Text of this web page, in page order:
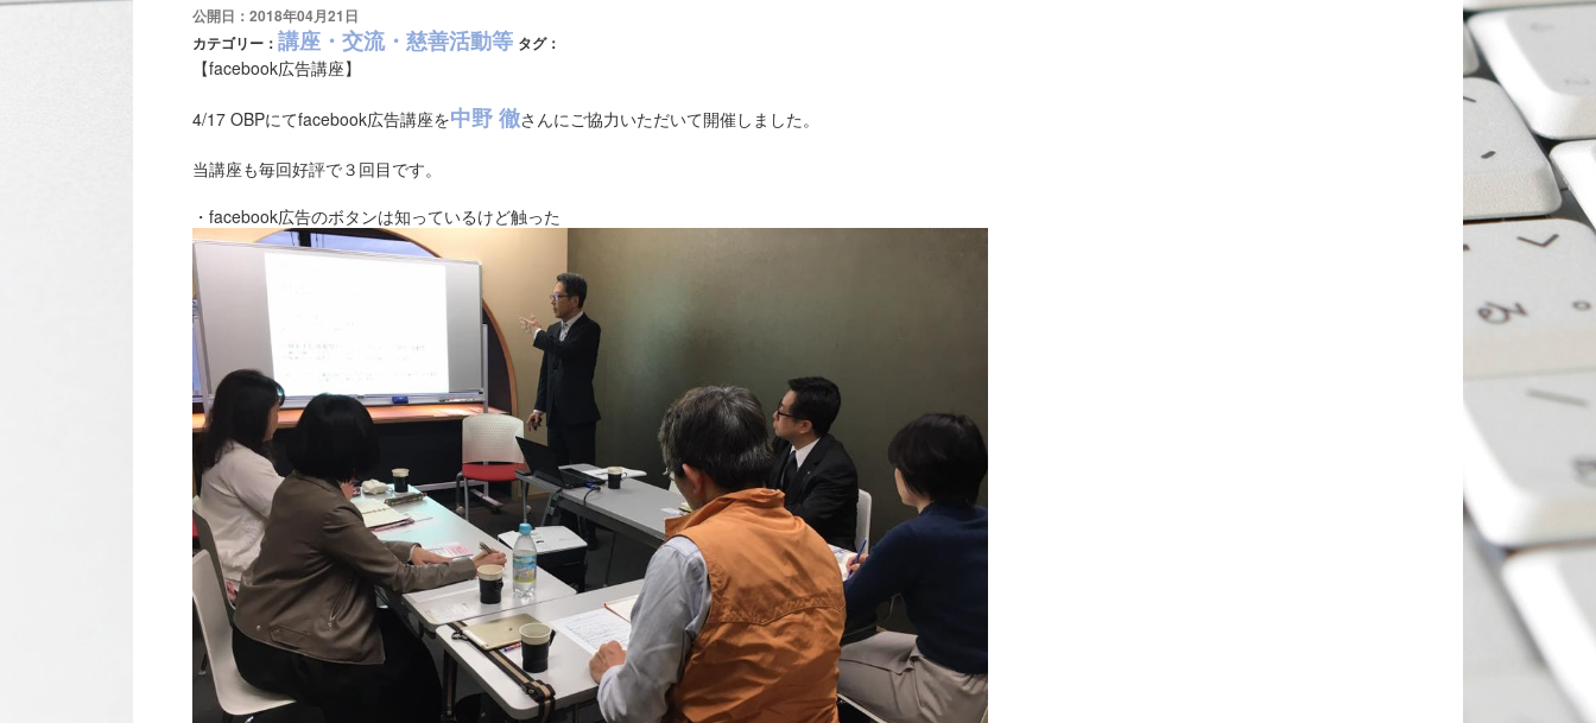
公開日：2018年04月21日
カテゴリー： 講座・交流・慈善活動等 タグ：
【facebook広告講座】
4/17 OBPにてfacebook広告講座を中野 徹さんにご協力いただいて開催しました。
当講座も毎回好評で３回目です。
・facebook広告のボタンは知っているけど触った